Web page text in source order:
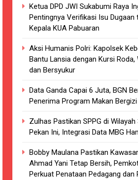
BAIK
di puskesmas.
terkait Dugaan beredar nya Obat
DPRD Kabupaten Sukabumi Angkat
Ketua DPD JWI Sukabumi Raya
Pentingnya Verifikasi Isu Dugaan
Kepala KUA Pabuaran
Aksi Humanis Polri: Kapolsek
Bantu Lansia dengan Kursi Roda,
dan Bersyukur
Data Ganda Capai 6 Juta, BGN
Penerima Program Makan
Zulhas Pastikan SPPG di
Pekan Ini, Integrasi Data MBG
Bobby Maulana Pastikan
Ahmad Yani Tetap Bersih,
Perkuat Penataan Pedagang dan